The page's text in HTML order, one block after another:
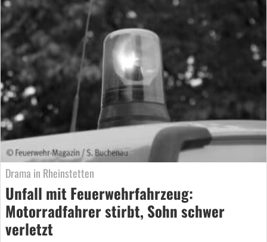
Drama in Rheinstetten
Unfall mit Feuerwehrfahrzeug:
Motorradfahrer stirbt, Sohn schwer
verletzt